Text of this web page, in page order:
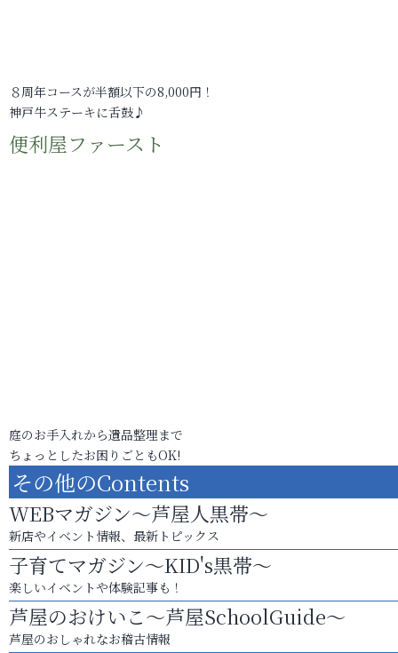
８周年コースが半額以下の8,000円！
神戸牛ステーキに舌鼓♪
便利屋ファースト
庭のお手入れから遺品整理まで
ちょっとしたお困りごともOK!
その他のContents
WEBマガジン～芦屋人黒帯～
新店やイベント情報、最新トピックス
子育てマガジン～KID's黒帯～
楽しいイベントや体験記事も！
芦屋のおけいこ～芦屋SchoolGuide～
芦屋のおしゃれなお稽古情報